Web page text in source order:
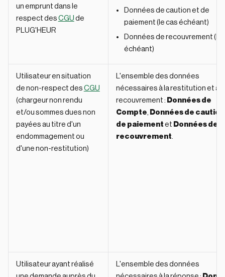
un emprunt dans le
respect des CGU de
PLUG'HEUR
Données de caution et de
paiement (le cas échéant)
Données de recouvrement (le
échéant)
Utilisateur en situation
de non-respect des CGU
(chargeur non rendu
et/ou sommes dues non
payées au titre d'un
endommagement ou
d'une non-restitution)
L'ensemble des données
nécessaires à la restitution et au
recouvrement : Données de
Compte, Données de
de paiement et Données de
recouvrement.
Utilisateur ayant réalisé
L'ensemble des données